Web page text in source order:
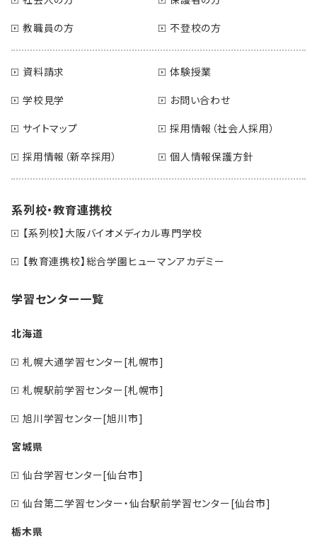
教職員の方
不登校の方
資料請求
体験授業
学校見学
お問い合わせ
サイトマップ
採用情報（社会人採用）
採用情報（新卒採用）
個人情報保護方針
系列校・教育連携校
【系列校】大阪バイオメディカル専門学校
【教育連携校】総合学園ヒューマンアカデミー
学習センター一覧
北海道
札幌大通学習センター[札幌市]
札幌駅前学習センター[札幌市]
旭川学習センター[旭川市]
宮城県
仙台学習センター[仙台市]
仙台第二学習センター・仙台駅前学習センター[仙台市]
栃木県